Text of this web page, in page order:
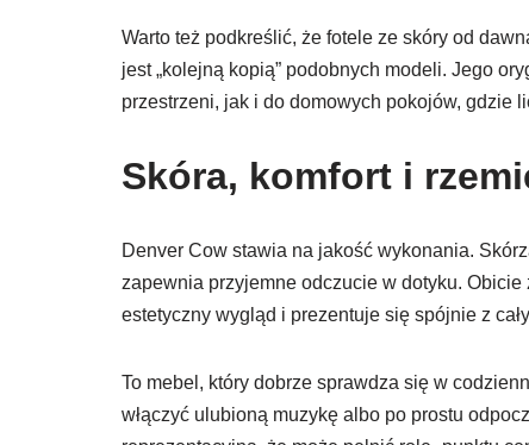
Warto też podkreślić, że fotele ze skóry od
jest „kolejną kopią” podobnych modeli. Jego
przestrzeni, jak i do domowych pokojów, gdzie
Skóra, komfort i
Denver Cow stawia na jakość wykonania.
zapewnia przyjemne odczucie w dotyku.
estetyczny wygląd i prezentuje się spójnie z
To mebel, który dobrze sprawdza się w
włączyć ulubioną muzykę albo po prostu